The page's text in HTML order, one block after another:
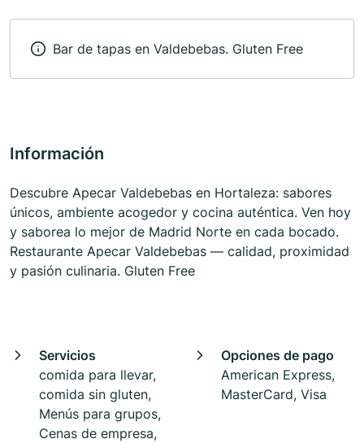
Bar de tapas en Valdebebas. Gluten Free
Información
Descubre Apecar Valdebebas en Hortaleza: sabores
únicos, ambiente acogedor y cocina auténtica. Ven hoy
y saborea lo mejor de Madrid Norte en cada bocado.
Restaurante Apecar Valdebebas — calidad, proximidad
y pasión culinaria. Gluten Free
Servicios
comida para llevar,
comida sin gluten,
Menús para grupos,
Cenas de empresa,
Opciones de pago
American Express,
MasterCard, Visa